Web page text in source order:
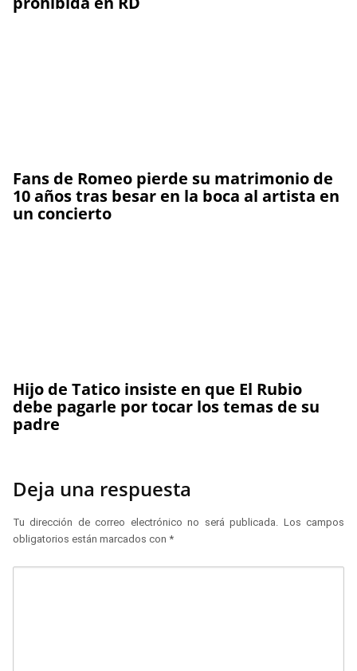
Fans de Romeo pierde su matrimonio de
10 años tras besar en la boca al artista en
un concierto
Hijo de Tatico insiste en que El Rubio
debe pagarle por tocar los temas de su
padre
Deja una respuesta
Tu dirección de correo electrónico no será publicada. Los campos
obligatorios están marcados con *